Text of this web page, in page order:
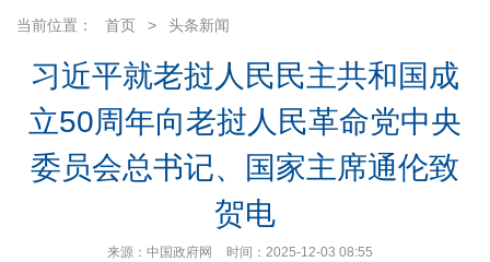
当前位置： 首页 > 头条新闻
习近平就老挝人民民主共和国成
立50周年向老挝人民革命党中央
委员会总书记、国家主席通伦致
贺电
来源：中国政府网 时间：2025-12-03 08:55